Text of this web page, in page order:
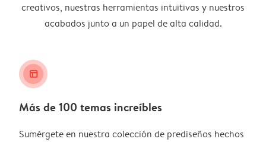
creativos, nuestras herramientas intuitivas y nuestros
acabados junto a un papel de alta calidad.
layout_alt
Más de 100 temas increíbles
Sumérgete en nuestra colección de prediseños hechos